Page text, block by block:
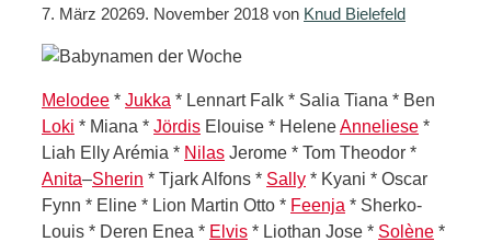
7. März 20269. November 2018 von Knud Bielefeld
Melodee * Jukka * Lennart Falk * Salia Tiana * Ben
Loki * Miana * Jördis Elouise * HeleneAnneliese *
Liah Elly Arémia * Nilas Jerome * Tom Theodor *
Anita–Sherin * Tjark Alfons * Sally * Kyani * Oscar
Fynn * Eline * Lion Martin Otto * Feenja * Sherko-
Louis * Deren Enea * Elvis * Liothan Jose * Solène *